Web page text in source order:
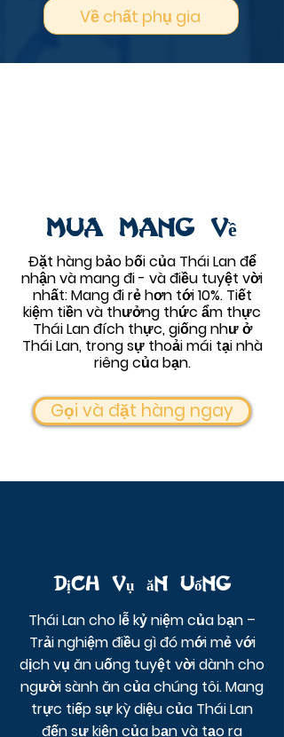
Về chất phụ gia
Mua mang về
Đặt hàng bảo bối của Thái Lan để
nhận và mang đi - và điều tuyệt vời
nhất: Mang đi rẻ hơn tới 10%. Tiết
kiệm tiền và thưởng thức ẩm thực
Thái Lan đích thực, giống như ở
Thái Lan, trong sự thoải mái tại nhà
riêng của bạn.
Gọi và đặt hàng ngay
Dịch vụ ăn uống
Thái Lan cho lễ kỷ niệm của bạn –
Trải nghiệm điều gì đó mới mẻ với
dịch vụ ăn uống tuyệt vời dành cho
người sành ăn của chúng tôi.Mang
trực tiếp sự kỳ diệu của Thái Lan
đến sự kiện của bạn và tạo ra